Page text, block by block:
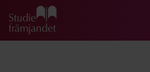
Gå till studiefrämjandets startsida